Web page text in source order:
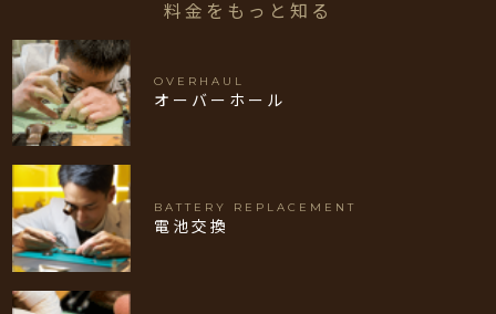
料金をもっと知る
OVERHAUL
オーバーホール
BATTERY REPLACEMENT
電池交換